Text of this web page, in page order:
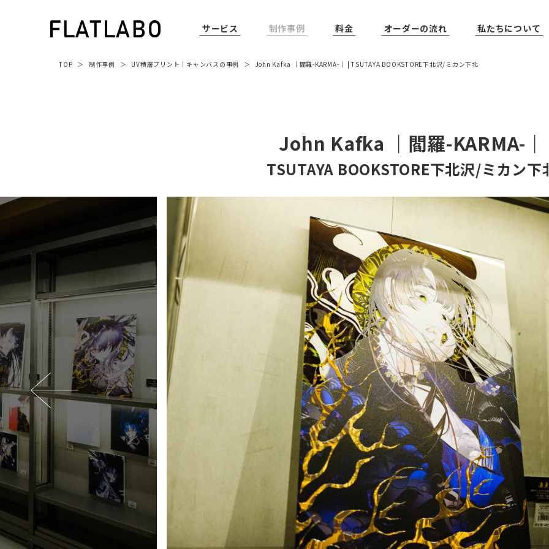
サービス 制作事例 料金 オーダーの流れ 私たちについて
TOP 制作事例 UV積層プリント ｜ キャンバス の事例 John Kafka ｜閻羅-KARMA-｜ | TSUTAYA BOOKSTORE下北沢/ミカン下北
John Kafka ｜閻羅-KARMA-｜
TSUTAYA BOOKSTORE下北沢/ミカン下
Previous